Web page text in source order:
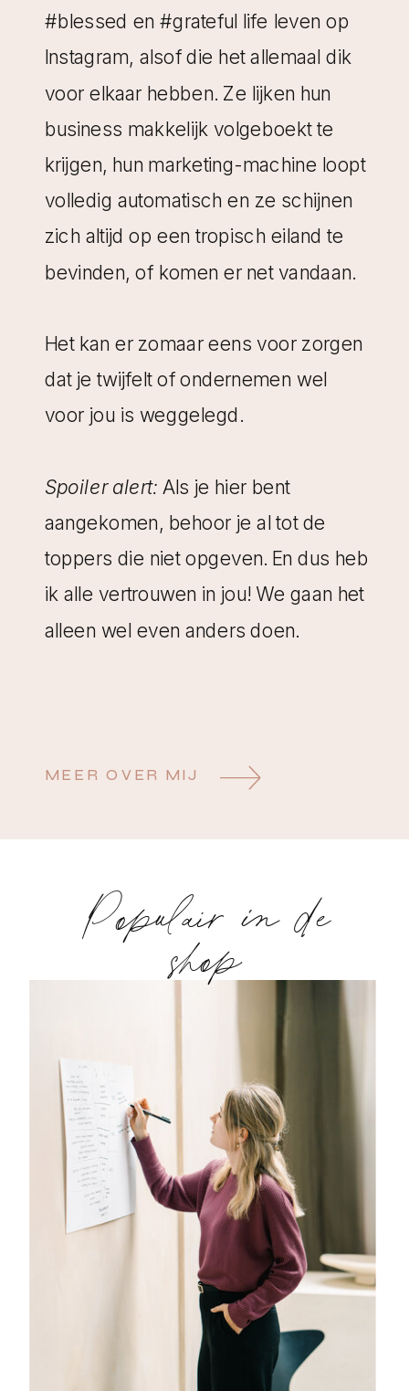
#blessed en #grateful life leven op
Instagram, alsof die het allemaal dik
voor elkaar hebben. Ze lijken hun
business makkelijk volgeboekt te
krijgen, hun marketing-machine loopt
volledig automatisch en ze schijnen
zich altijd op een tropisch eiland te
bevinden, of komen er net vandaan.
Het kan er zomaar eens voor zorgen
dat je twijfelt of ondernemen wel
voor jou is weggelegd.
Spoiler alert: Als je hier bent
aangekomen, behoor je al tot de
toppers die niet opgeven. En dus heb
ik alle vertrouwen in jou! We gaan het
alleen wel even anders doen.
MEER OVER MIJ
Populair in de
shop